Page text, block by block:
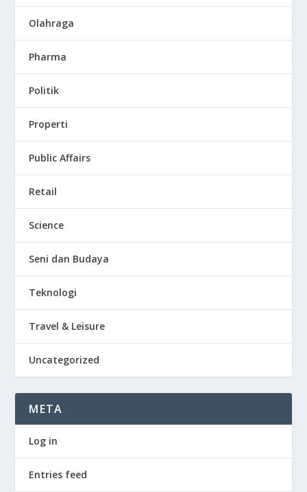
Olahraga
Pharma
Politik
Properti
Public Affairs
Retail
Science
Seni dan Budaya
Teknologi
Travel & Leisure
Uncategorized
META
Log in
Entries feed